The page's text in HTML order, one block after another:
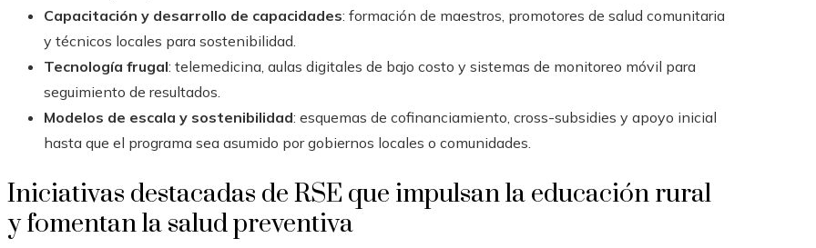
Capacitación y desarrollo de capacidades: formación de maestros, promotores de salud comunitaria
y técnicos locales para sostenibilidad.
Tecnología frugal: telemedicina, aulas digitales de bajo costo y sistemas de monitoreo móvil para
seguimiento de resultados.
Modelos de escala y sostenibilidad: esquemas de cofinanciamiento, cross-subsidies y apoyo inicial
hasta que el programa sea asumido por gobiernos locales o comunidades.
Iniciativas destacadas de RSE que impulsan la educación rural
y fomentan la salud preventiva